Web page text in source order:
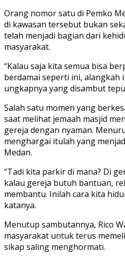
Orang nomor satu di Pemko
di kawasan tersebut bukan
telah menjadi bagian dari
masyarakat.
“Kalau saja kita semua bisa
berdamai seperti ini, alangkah
ungkapnya yang disambut
Salah satu momen yang
saat melihat jemaah masjid
gereja dengan nyaman.
menghargai itulah yang
Medan.
“Tadi kita parkir di mana? Di
kalau gereja butuh bantuan,
membantu. Inilah cara kita
katanya.
Menutup sambutannya, Rico
masyarakat untuk terus
sikap saling menghormati.